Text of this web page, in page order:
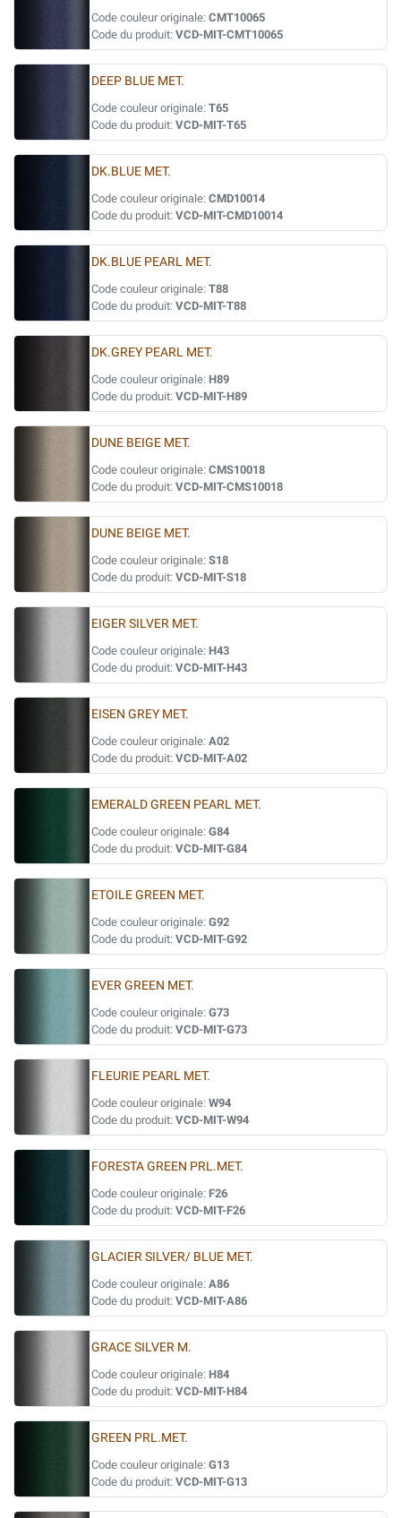
Code couleur originale: CMT10065
Code du produit: VCD-MIT-CMT10065
DEEP BLUE MET.
Code couleur originale: T65
Code du produit: VCD-MIT-T65
DK.BLUE MET.
Code couleur originale: CMD10014
Code du produit: VCD-MIT-CMD10014
DK.BLUE PEARL MET.
Code couleur originale: T88
Code du produit: VCD-MIT-T88
DK.GREY PEARL MET.
Code couleur originale: H89
Code du produit: VCD-MIT-H89
DUNE BEIGE MET.
Code couleur originale: CMS10018
Code du produit: VCD-MIT-CMS10018
DUNE BEIGE MET.
Code couleur originale: S18
Code du produit: VCD-MIT-S18
EIGER SILVER MET.
Code couleur originale: H43
Code du produit: VCD-MIT-H43
EISEN GREY MET.
Code couleur originale: A02
Code du produit: VCD-MIT-A02
EMERALD GREEN PEARL MET.
Code couleur originale: G84
Code du produit: VCD-MIT-G84
ETOILE GREEN MET.
Code couleur originale: G92
Code du produit: VCD-MIT-G92
EVER GREEN MET.
Code couleur originale: G73
Code du produit: VCD-MIT-G73
FLEURIE PEARL MET.
Code couleur originale: W94
Code du produit: VCD-MIT-W94
FORESTA GREEN PRL.MET.
Code couleur originale: F26
Code du produit: VCD-MIT-F26
GLACIER SILVER/ BLUE MET.
Code couleur originale: A86
Code du produit: VCD-MIT-A86
GRACE SILVER M.
Code couleur originale: H84
Code du produit: VCD-MIT-H84
GREEN PRL.MET.
Code couleur originale: G13
Code du produit: VCD-MIT-G13